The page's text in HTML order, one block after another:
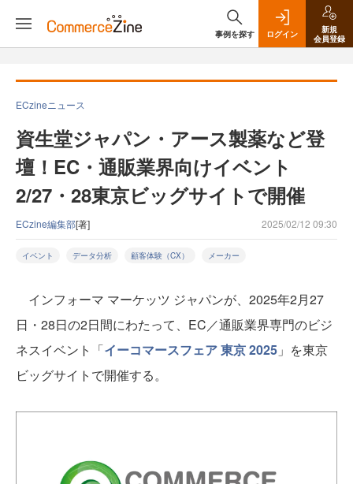
事例を探す ログイン
新規
会員登録
ECzineニュース
資生堂ジャパン・アース製薬など登
壇！EC・通販業界向けイベント
2/27・28東京ビッグサイトで開催
ECzine編集部[著] 2025/02/12 09:30
イベント データ分析 顧客体験（CX） メーカー
インフォーマ マーケッツ ジャパンが、2025年2月27
日・28日の2日間にわたって、EC／通販業界専門のビジ
ネスイベント「イーコマースフェア 東京 2025 」を東京
ビッグサイトで開催する。